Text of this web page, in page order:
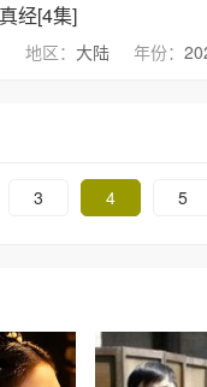
经[4集]
地区： 大陆 年份：
3 4 5